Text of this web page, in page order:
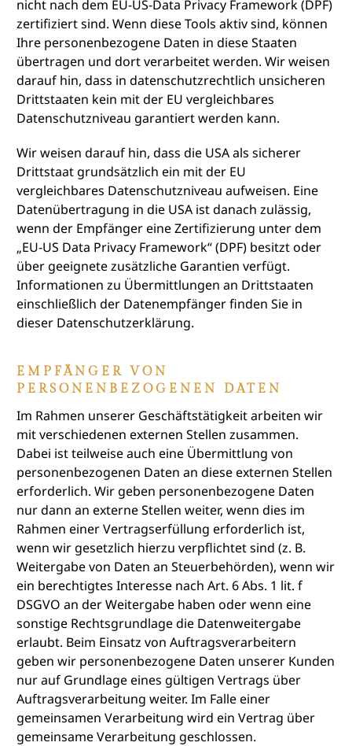
nicht nach dem EU-US-Data Privacy Framework (DPF)
zertifiziert sind. Wenn diese Tools aktiv sind, können
Ihre personenbezogene Daten in diese Staaten
übertragen und dort verarbeitet werden. Wir weisen
darauf hin, dass in datenschutzrechtlich unsicheren
Drittstaaten kein mit der EU vergleichbares
Datenschutzniveau garantiert werden kann.
Wir weisen darauf hin, dass die USA als sicherer
Drittstaat grundsätzlich ein mit der EU
vergleichbares Datenschutzniveau aufweisen. Eine
Datenübertragung in die USA ist danach zulässig,
wenn der Empfänger eine Zertifizierung unter dem
„EU-US Data Privacy Framework“ (DPF) besitzt oder
über geeignete zusätzliche Garantien verfügt.
Informationen zu Übermittlungen an Drittstaaten
einschließlich der Datenempfänger finden Sie in
dieser Datenschutzerklärung.
EMPFÄNGER VON
PERSONENBEZOGENEN DATEN
Im Rahmen unserer Geschäftstätigkeit arbeiten wir
mit verschiedenen externen Stellen zusammen.
Dabei ist teilweise auch eine Übermittlung von
personenbezogenen Daten an diese externen Stellen
erforderlich. Wir geben personenbezogene Daten
nur dann an externe Stellen weiter, wenn dies im
Rahmen einer Vertragserfüllung erforderlich ist,
wenn wir gesetzlich hierzu verpflichtet sind (z. B.
Weitergabe von Daten an Steuerbehörden), wenn wir
ein berechtigtes Interesse nach Art. 6 Abs. 1 lit. f
DSGVO an der Weitergabe haben oder wenn eine
sonstige Rechtsgrundlage die Datenweitergabe
erlaubt. Beim Einsatz von Auftragsverarbeitern
geben wir personenbezogene Daten unserer Kunden
nur auf Grundlage eines gültigen Vertrags über
Auftragsverarbeitung weiter. Im Falle einer
gemeinsamen Verarbeitung wird ein Vertrag über
gemeinsame Verarbeitung geschlossen.